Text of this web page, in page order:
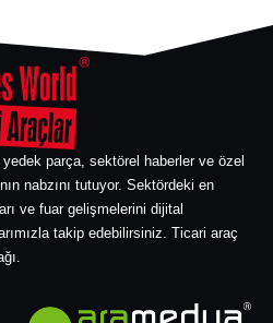
parça, sektörel haberler ve özel
nabzını tutuyor. Sektördeki en
ve fuar gelişmelerini dijital
takip edebilirsiniz. Ticari araç